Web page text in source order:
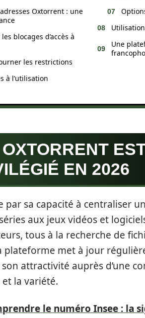
Oxtorrent : une
blocages d’accès à
les restrictions
à l’utilisation
Une
EN 2026
par sa capacité à centraliser
aux jeux vidéos et
tous à la recherche de
plateforme met à jour
attractivité auprès d’une
la variété.
le numéro Insee : la